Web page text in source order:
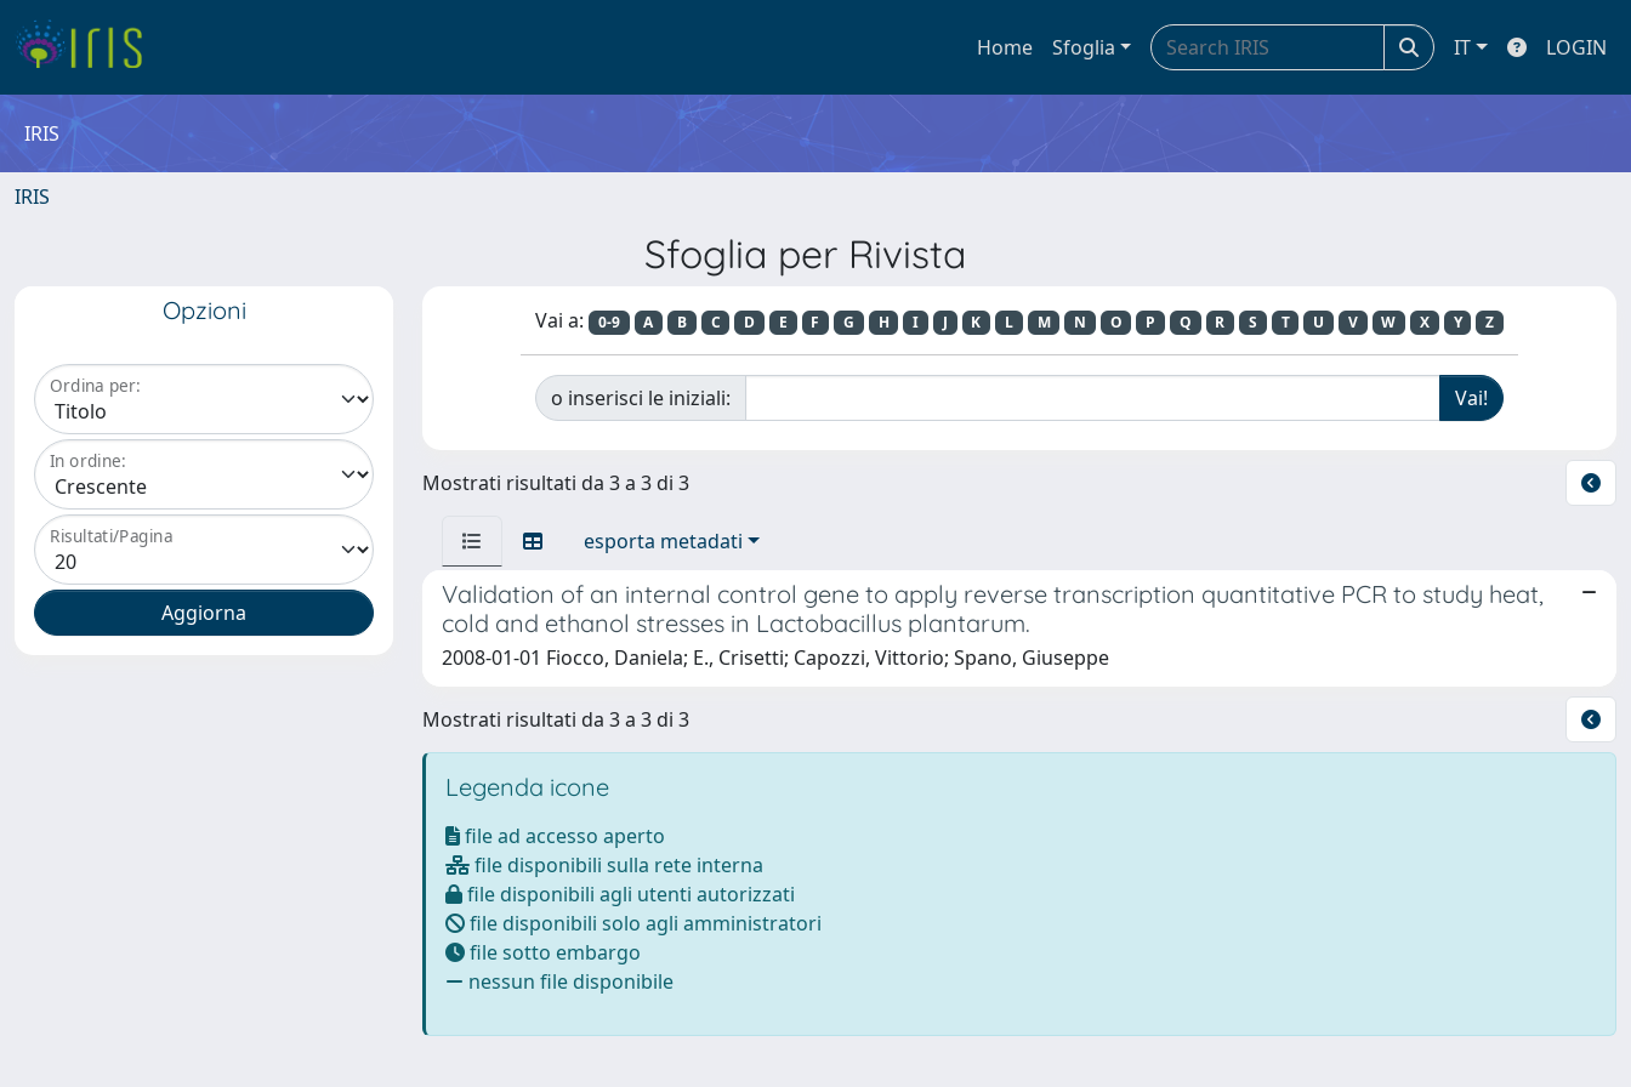
Home Sfoglia IT LOGIN
IRIS
IRIS
Sfoglia per Rivista
Opzioni
Ordina per:
In ordine:
Risultati/Pagina
Vai a: 0-9 A B C D E F G H I J K L M N O P Q R S T U V W X Y Z
o inserisci le iniziali:
Mostrati risultati da 3 a 3 di 3
esporta metadati
Validation of an internal control gene to apply reverse transcription quantitative PCR to study heat,
cold and ethanol stresses in Lactobacillus plantarum.
2008-01-01 Fiocco, Daniela; E., Crisetti; Capozzi, Vittorio; Spano, Giuseppe
Mostrati risultati da 3 a 3 di 3
Legenda icone
file ad accesso aperto
file disponibili sulla rete interna
file disponibili agli utenti autorizzati
file disponibili solo agli amministratori
file sotto embargo
nessun file disponibile